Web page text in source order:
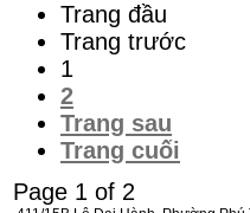
Trang đầu
Trang trước
1
2
Trang sau
Trang cuối
Page 1 of 2